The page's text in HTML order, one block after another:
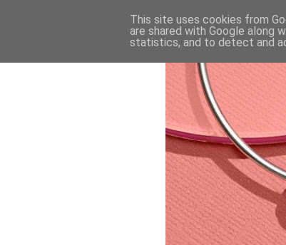
This site uses cookies from
are shared with Google along
statistics, and to detect and